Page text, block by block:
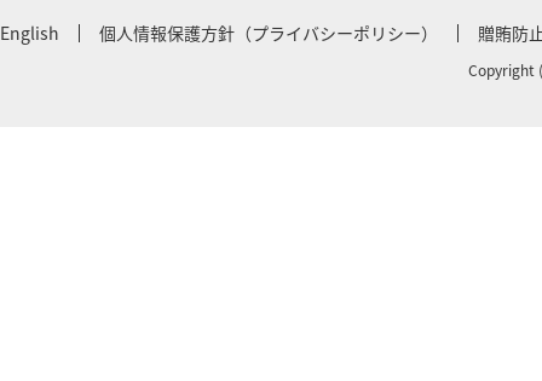
English 個人情報保護方針（プライバシーポリシー） 贈賄防
Copyright